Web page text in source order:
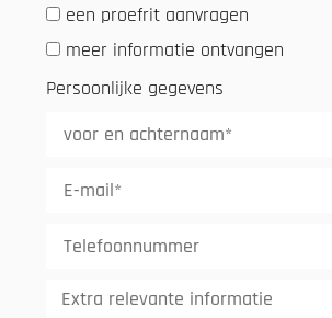
een proefrit aanvragen
meer informatie ontvangen
Persoonlijke gegevens